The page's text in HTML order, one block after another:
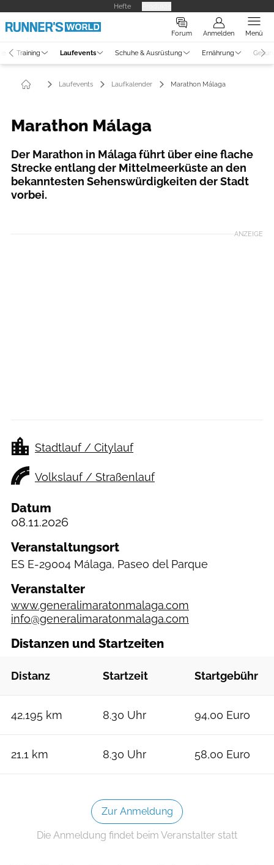
Hefte
Forum Anmelden Menü
Training Laufevents Schuhe & Ausrüstung Ernährung
Laufevents Laufkalender Marathon Málaga
Marathon Málaga
Der Marathon in Málaga führt über eine flache
Strecke entlang der Mittelmeerküste an den
bekanntesten Sehenswürdigkeiten der Stadt
vorbei.
ANZEIGE
Stadtlauf / Citylauf
Volkslauf / Straßenlauf
Datum
08.11.2026
Veranstaltungsort
ES E-29004 Málaga, Paseo del Parque
Veranstalter
www.generalimaratonmalaga.com
info@generalimaratonmalaga.com
Distanzen und Startzeiten
Distanz Startzeit Startgebühr
42,195 km 8.30 Uhr 94,00 Euro
21,1 km 8.30 Uhr 58,00 Euro
Zur Anmeldung
Die Anmeldung findet beim Veranstalter statt